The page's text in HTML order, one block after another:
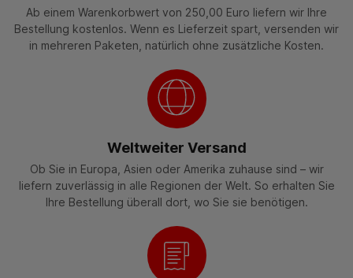
Ab einem Warenkorbwert von 250,00 Euro liefern wir Ihre
Bestellung kostenlos. Wenn es Lieferzeit spart, versenden wir
in mehreren Paketen, natürlich ohne zusätzliche Kosten.
Weltweiter Versand
Ob Sie in Europa, Asien oder Amerika zuhause sind – wir
liefern zuverlässig in alle Regionen der Welt. So erhalten Sie
Ihre Bestellung überall dort, wo Sie sie benötigen.